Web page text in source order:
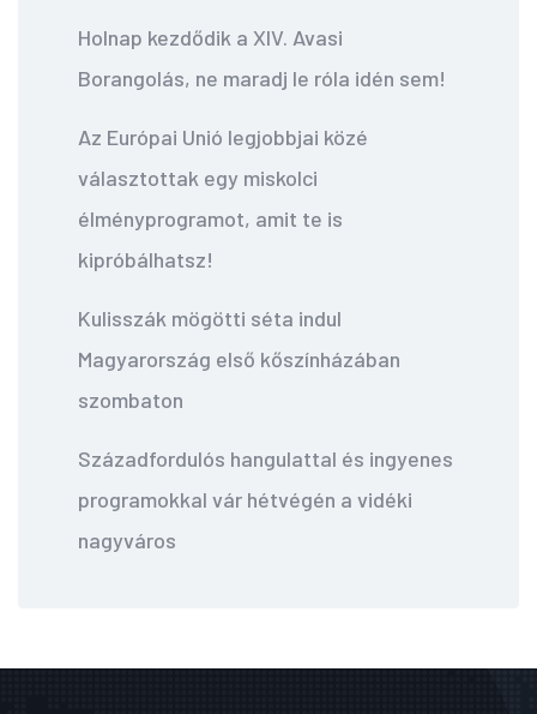
Holnap kezdődik a XIV. Avasi
Borangolás, ne maradj le róla idén sem!
Az Európai Unió legjobbjai közé
választottak egy miskolci
élményprogramot, amit te is
kipróbálhatsz!
Kulisszák mögötti séta indul
Magyarország első kőszínházában
szombaton
Századfordulós hangulattal és ingyenes
programokkal vár hétvégén a vidéki
nagyváros